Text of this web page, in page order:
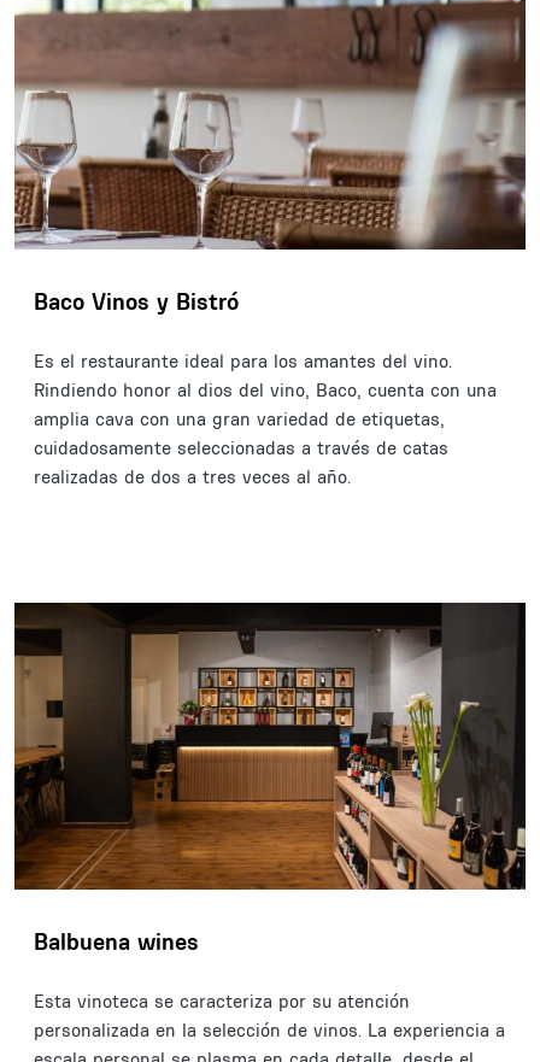
Baco Vinos y Bistró
Es el restaurante ideal para los amantes del vino.
Rindiendo honor al dios del vino, Baco, cuenta con una
amplia cava con una gran variedad de etiquetas,
cuidadosamente seleccionadas a través de catas
realizadas de dos a tres veces al año.
Balbuena wines
Esta vinoteca se caracteriza por su atención
personalizada en la selección de vinos. La experiencia a